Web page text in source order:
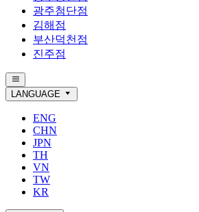
광주첨단점
김해점
부산덕천점
진주점
LANGUAGE
ENG
CHN
JPN
TH
VN
TW
KR